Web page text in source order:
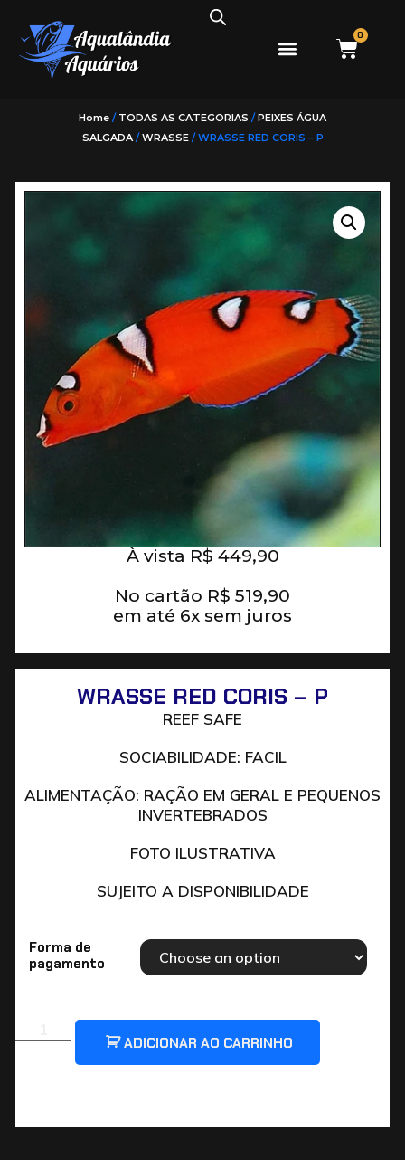
0
Home / TODAS AS CATEGORIAS /PEIXES ÁGUA
SALGADA/WRASSE/ WRASSE RED CORIS – P
À vista R$ 449,90
No cartão R$ 519,90
em até 6x sem juros
WRASSE RED CORIS – P
REEF SAFE
SOCIABILIDADE: FACIL
ALIMENTAÇÃO: RAÇÃO EM GERAL E PEQUENOS
INVERTEBRADOS
FOTO ILUSTRATIVA
SUJEITO A DISPONIBILIDADE
Forma de
pagamento
ADICIONAR AO CARRINHO